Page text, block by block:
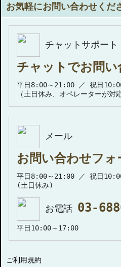
お気軽にお問い合わせくだ
チャットサポート
チャットでお問い
平日8:00～21:00 ／ 祝日
（土日休み、オペレーターが対
メール
お問い合わせフォ
平日8:00～21:00 ／ 祝日
(土日休み)
お電話 03-
平日10:00～17:00
ご利用規約